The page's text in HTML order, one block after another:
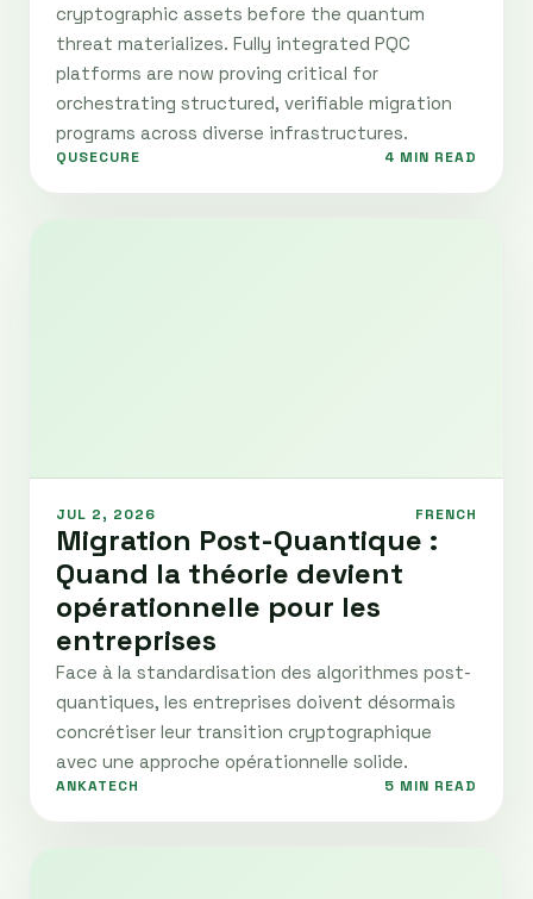
cryptographic assets before the quantum
threat materializes. Fully integrated PQC
platforms are now proving critical for
orchestrating structured, verifiable migration
programs across diverse infrastructures.
QUSECURE 4 MIN READ
JUL 2, 2026 FRENCH
Migration Post-Quantique :
Quand la théorie devient
opérationnelle pour les
entreprises
Face à la standardisation des algorithmes post-
quantiques, les entreprises doivent désormais
concrétiser leur transition cryptographique
avec une approche opérationnelle solide.
ANKATECH 5 MIN READ